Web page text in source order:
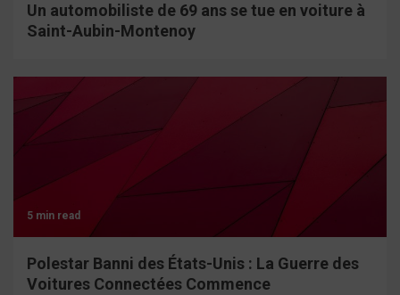
Un automobiliste de 69 ans se tue en voiture à
Saint-Aubin-Montenoy
5 min read
Polestar Banni des États-Unis : La Guerre des
Voitures Connectées Commence